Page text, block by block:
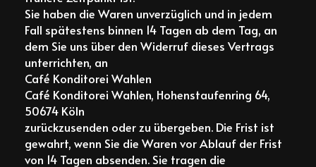
Sie haben die Waren unverzüglich und in jedem
Fall spätestens binnen 14 Tagen ab dem Tag, an
dem Sie uns über den Widerruf dieses Vertrags
unterrichten, an
Café Konditorei Wahlen
Café Konditorei Wahlen, Hohenstaufenring 64,
50674 Köln
zurückzusenden oder zu übergeben. Die Frist ist
gewahrt, wenn Sie die Waren vor Ablauf der Frist
von 14 Tagen absenden. Sie tragen die